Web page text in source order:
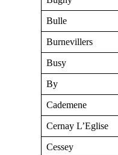
Bulle
Burnevillers
Busy
By
Cademene
Cernay L’Eglise
Cessey